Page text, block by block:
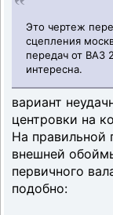
Это чертеж
сцепления
передач от ВАЗ
интересна.
вариант
центровки на
На правильной
внешней
первичного
подобно: